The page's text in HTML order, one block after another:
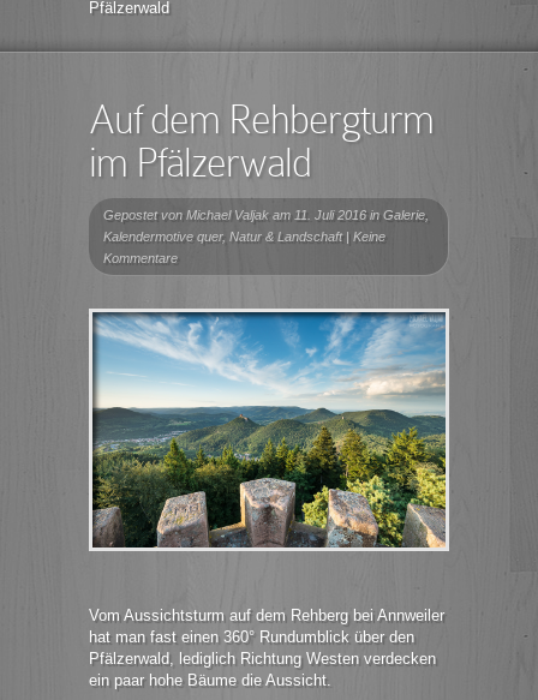
Pfälzerwald
Auf dem Rehbergturm
im Pfälzerwald
Gepostet von Michael Valjak am 11. Juli 2016 in Galerie
Kalendermotive quer, Natur & Landschaft| Keine
Kommentare
Vom Aussichtsturm auf dem Rehberg bei Annweiler
hat man fast einen 360° Rundumblick über den
Pfälzerwald, lediglich Richtung Westen verdecken
ein paar hohe Bäume die Aussicht.